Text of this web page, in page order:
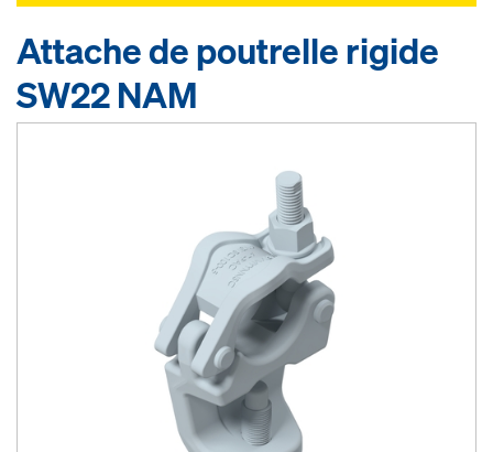
Attache de poutrelle rigide
SW22 NAM